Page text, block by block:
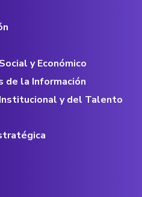
y Económico
de la Información
y del Talento